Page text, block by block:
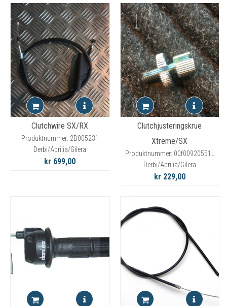
Clutchwire SX/RX
Produktnummer: 2B005231
Derbi/Aprilia/Gilera
kr 699,00
Clutchjusteringskrue
Xtreme/SX
Produktnummer: 00f00920551L
Derbi/Aprilia/Gilera
kr 229,00